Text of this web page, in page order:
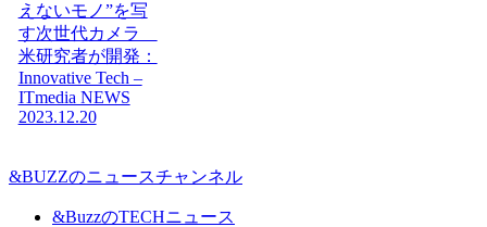
えないモノ”を写
す次世代カメラ
米研究者が開発：
Innovative Tech –
ITmedia NEWS
2023.12.20
&BUZZのニュースチャンネル
&BuzzのTECHニュース